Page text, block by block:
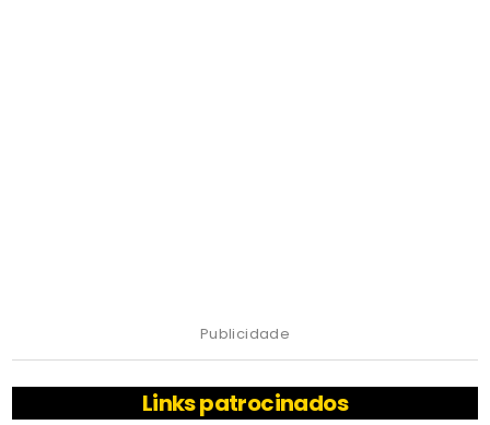
Publicidade
Links patrocinados